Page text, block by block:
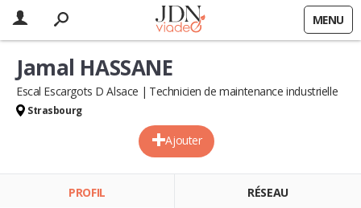
MENU
Ajouter
Jamal HASSANE
Escal Escargots D Alsace Technicien de maintenance industrielle
Strasbourg
PROFIL RÉSEAU